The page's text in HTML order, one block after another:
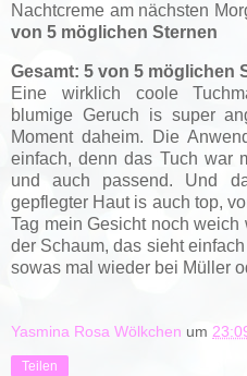
Nachtcreme am nächsten
von 5 möglichen Sternen
Gesamt: 5 von 5 möglichen
Eine wirklich coole
blumige Geruch is super
Moment daheim. Die
einfach, denn das Tuch war
und auch passend. Und
gepflegter Haut is auch top,
Tag mein Gesicht noch
der Schaum, das sieht
sowas mal wieder bei Müller
Yasmina Rosa Wölkchen um
Teilen